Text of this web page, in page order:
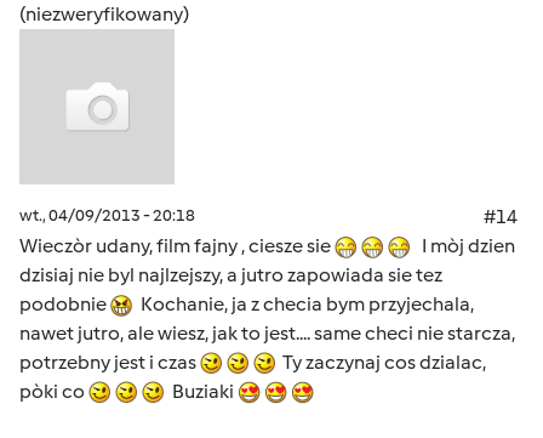
(niezweryfikowany)
wt., 04/09/2013 - 20:18
#14
Wieczòr udany, film fajny , ciesze sie
I mòj dzien
dzisiaj nie byl najlzejszy, a jutro zapowiada sie tez
podobnie
Kochanie, ja z checia bym przyjechala,
nawet jutro, ale wiesz, jak to jest.... same checi nie starcza,
potrzebny jest i czas
Ty zaczynaj cos dzialac,
pòki co
Buziaki